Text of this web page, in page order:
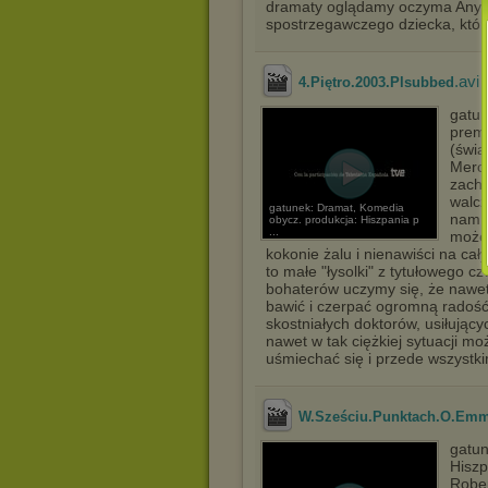
dramaty oglądamy oczyma
spostrzegawczego dziecka,
4.Piętro.2003.Plsubbed .avi
gatunek: Dramat, Komedia
obycz. produkcja: Hiszpania p
nam
kokonie żalu i nienawiści na
to małe "łysolki" z tytułowego
bohaterów uczymy się, że
bawić i czerpać ogromną
skostniałych doktorów,
nawet w tak ciężkiej sytuacji
uśmiechać się i przede